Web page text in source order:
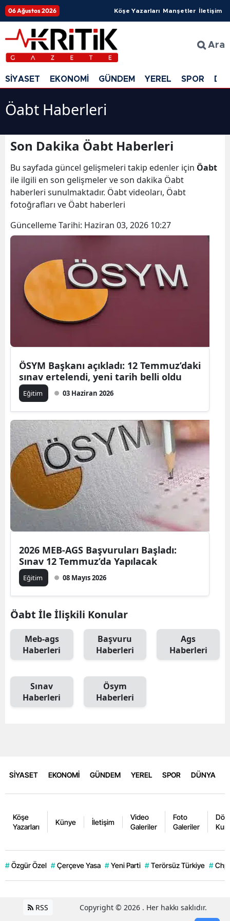
06 Ağustos 2026 Köşe Yazarları Manşetler İletişim
Ara
SİYASET EKONOMİ GÜNDEM YEREL SPOR
Öabt Haberleri
Son Dakika Öabt Haberleri
Bu sayfada güncel gelişmeleri takip edenler için Öabt
ile ilgili en son gelişmeler ve son dakika Öabt
haberleri sunulmaktadır. Öabt videoları, Öabt
fotoğrafları ve Öabt haberleri
Güncelleme Tarihi: Haziran 03, 2026 10:27
ÖSYM Başkanı açıkladı: 12 Temmuz’daki
sınav ertelendi, yeni tarih belli oldu
Eğitim 03 Haziran 2026
2026 MEB-AGS Başvuruları Başladı:
Sınav 12 Temmuz’da Yapılacak
Eğitim 08 Mayıs 2026
Öabt İle İlişkili Konular
Meb-ags
Haberleri
Başvuru
Haberleri
Ags
Haberleri
Sınav
Haberleri
Ösym
Haberleri
SİYASET EKONOMİ GÜNDEM YEREL SPOR DÜNYA
Köşe
Yazarları
Künye İletişim
Video
Galeriler
Foto
Galeriler
# Özgür Özel # Çerçeve Yasa # Yeni Parti # Terörsüz Türkiye # Chp
RSS Copyright © 2026 . Her hakkı saklıdır.